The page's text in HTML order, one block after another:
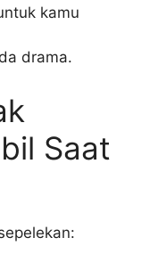
kamu
drama.
Saat